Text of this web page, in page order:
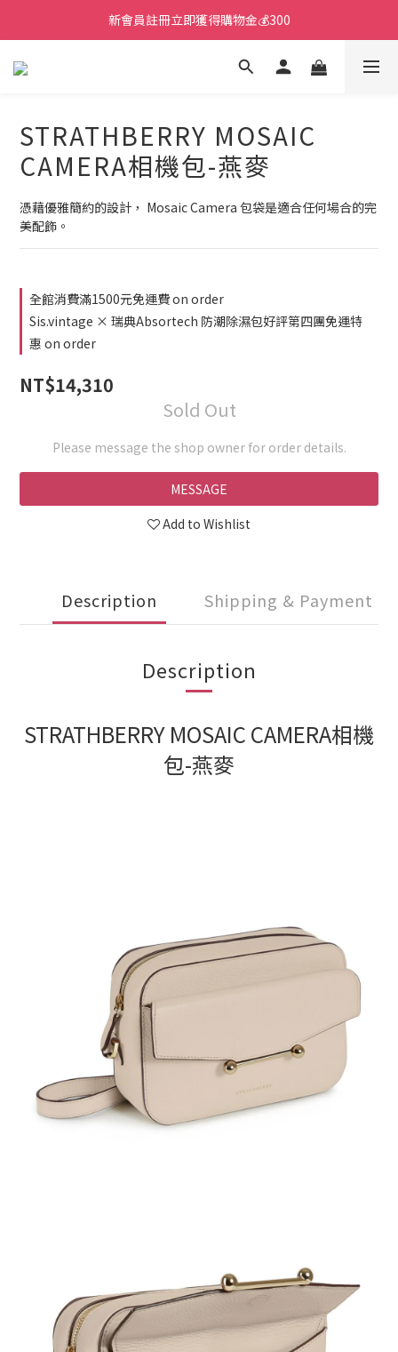
新會員註冊立即獲得購物金💰300
STRATHBERRY MOSAIC
CAMERA相機包-燕麥
憑藉優雅簡約的設計， Mosaic Camera 包袋是適合任何場合的完
美配飾。
全館消費滿1500元免運費 on order
Sis.vintage × 瑞典Absortech 防潮除濕包好評第四團免運特
惠 on order
NT$14,310
Sold Out
Please message the shop owner for order details.
MESSAGE
Add to Wishlist
Description Shipping & Payment
Description
STRATHBERRY MOSAIC CAMERA相機
包-燕麥